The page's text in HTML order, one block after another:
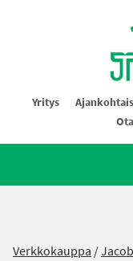
Oy
Yritys
Verkkokauppa /